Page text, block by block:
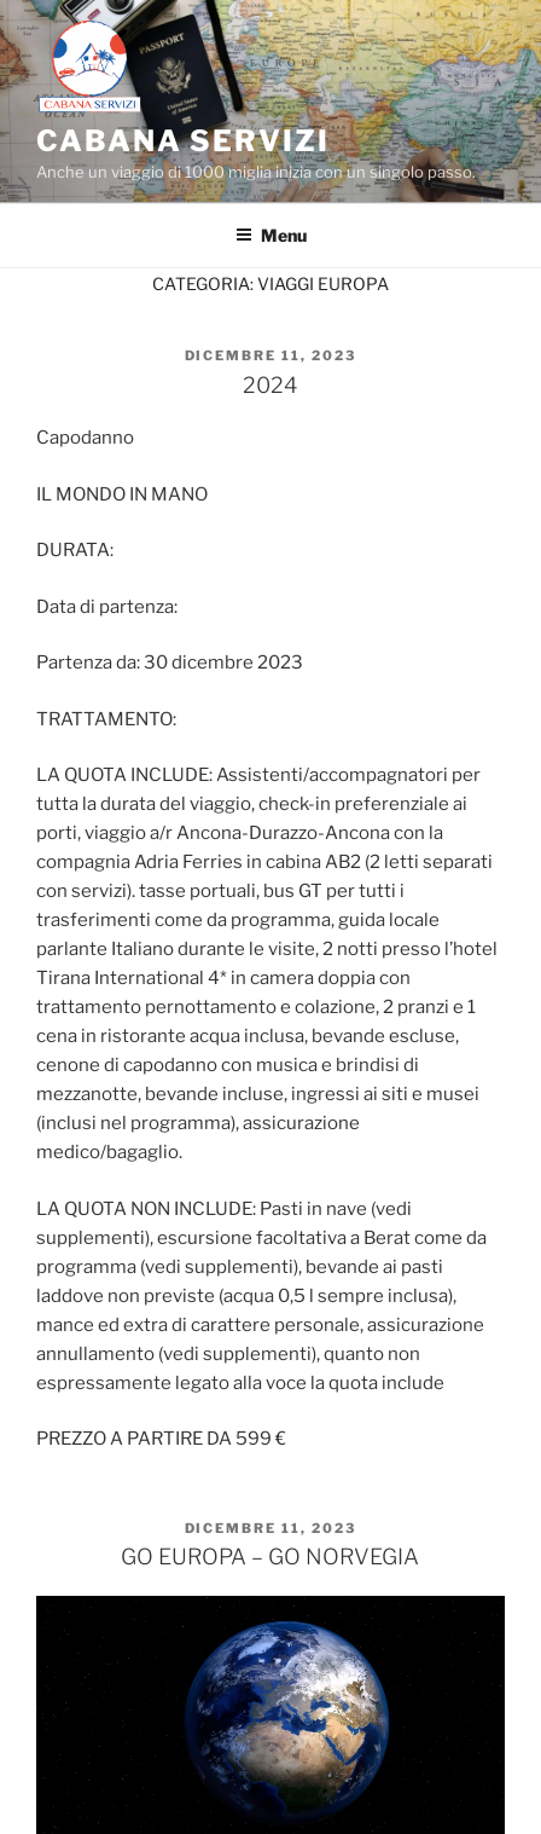
Salta
al
contenuto
CABANA SERVIZI
Anche un viaggio di 1000 miglia inizia con un singolo passo.
Menu
CATEGORIA:VIAGGI EUROPA
PUBBLICATO
DICEMBRE 11, 2023
2024
Capodanno
IL MONDO IN MANO
DURATA:
Data di partenza:
Partenza da: 30 dicembre 2023
TRATTAMENTO:
LA QUOTA INCLUDE: Assistenti/accompagnatori per
tutta la durata del viaggio, check-in preferenziale ai
porti, viaggio a/r Ancona-Durazzo-Ancona con la
compagnia Adria Ferries in cabina AB2 (2 letti separati
con servizi). tasse portuali, bus GT per tutti i
trasferimenti come da programma, guida locale
parlante Italiano durante le visite, 2 notti presso l’hotel
Tirana International 4* in camera doppia con
trattamento pernottamento e colazione, 2 pranzi e 1
cena in ristorante acqua inclusa, bevande escluse,
cenone di capodanno con musica e brindisi di
mezzanotte, bevande incluse, ingressi ai siti e musei
(inclusi nel programma), assicurazione
medico/bagaglio.
LA QUOTA NON INCLUDE: Pasti in nave (vedi
supplementi), escursione facoltativa a Berat come da
programma (vedi supplementi), bevande ai pasti
laddove non previste (acqua 0,5 l sempre inclusa),
mance ed extra di carattere personale, assicurazione
annullamento (vedi supplementi), quanto non
espressamente legato alla voce la quota include
PREZZO A PARTIRE DA 599 €
PUBBLICATO
IL
DICEMBRE 11, 2023
GO EUROPA – GO NORVEGIA